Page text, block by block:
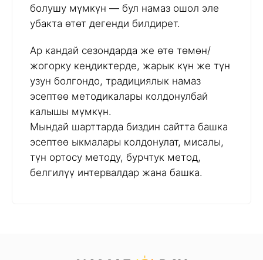
болушу мүмкүн — бул намаз ошол эле
убакта өтөт дегенди билдирет.
Ар кандай сезондарда же өтө төмөн/
жогорку кеңдиктерде, жарык күн же түн
узун болгондо, традициялык намаз
эсептөө методикалары колдонулбай
калышы мүмкүн.
Мындай шарттарда биздин сайтта башка
эсептөө ыкмалары колдонулат, мисалы,
түн ортосу методу, бурчтук метод,
белгилүү интервалдар жана башка.